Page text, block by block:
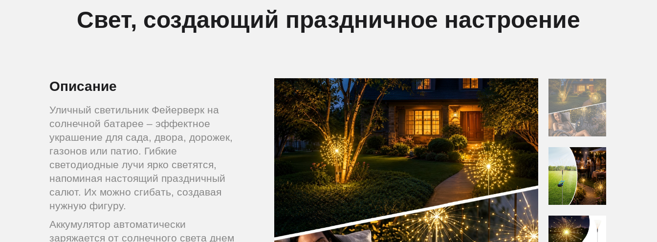
Свет, создающий праздничное настроение
Описание
Уличный светильник Фейерверк на
солнечной батарее – эффектное
украшение для сада, двора, дорожек,
газонов или патио. Гибкие
светодиодные лучи ярко светятся,
напоминая настоящий праздничный
салют. Их можно сгибать, создавая
нужную фигуру.
Аккумулятор автоматически
заряжается от солнечного света днем